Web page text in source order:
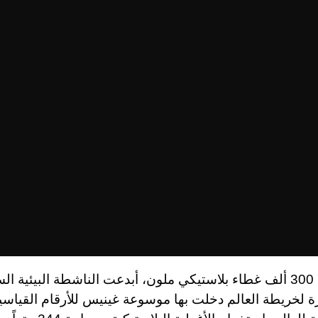
باستخدام 300 ألف غطاء بلاستيكي ملون، أبدعت الناشطة البيئية
لخريطة العالم دخلت بها موسوعة غينيس للأرقام